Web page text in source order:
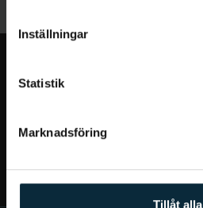
Inställningar
Statistik
Marknadsföring
Tillåt alla
Jag vill...
Bra att veta
Mer om Aqua Dental